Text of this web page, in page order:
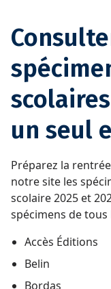
un seul
Préparez la
notre site les
scolaire 2025 et
spécimens de tous
Accès Éditions
Belin
Bordas